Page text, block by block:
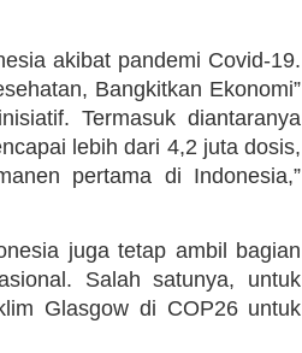
akibat pandemi Covid-19.
Bangkitkan Ekonomi”
Termasuk diantaranya
lebih dari 4,2 juta dosis,
pertama di Indonesia,”
juga tetap ambil bagian
Salah satunya, untuk
Glasgow di COP26 untuk